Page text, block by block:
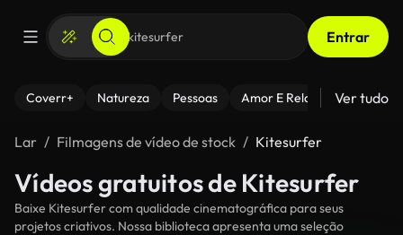
Entrar
Coverr+ Natureza Pessoas Amor E Relacionamentos
Ver tudo
Lar Filmagens de vídeo de stock Kitesurfer
Vídeos gratuitos de Kitesurfer
Baixe Kitesurfer com qualidade cinematográfica para seus
projetos criativos. Nossa biblioteca apresenta uma seleção